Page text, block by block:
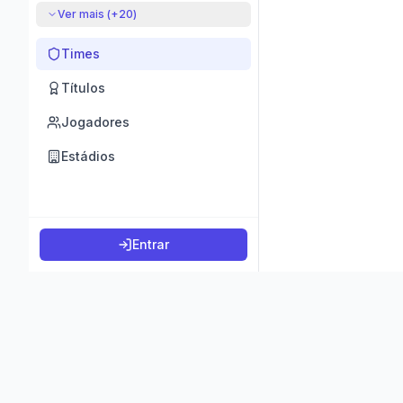
Ver mais (+20)
Times
Títulos
Jogadores
Estádios
Entrar